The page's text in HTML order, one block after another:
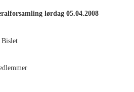
lørdag 05.04.2008
Bislet